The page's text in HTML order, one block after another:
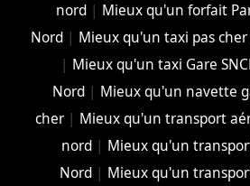
nord | Mieux qu'un forfait
Nord | Mieux qu'un taxi pas
| Mieux qu'un taxi Gare
Nord| Mieux qu'un navette
cher| Mieux qu'un transport
nord | Mieux qu'un
Nord | Mieux qu'un